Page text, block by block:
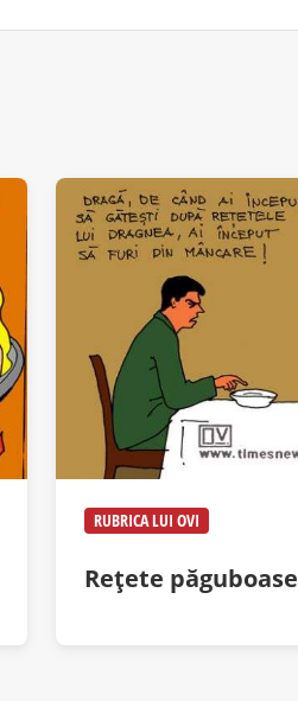
RUBRICA LUI OVI
Rețete păguboase